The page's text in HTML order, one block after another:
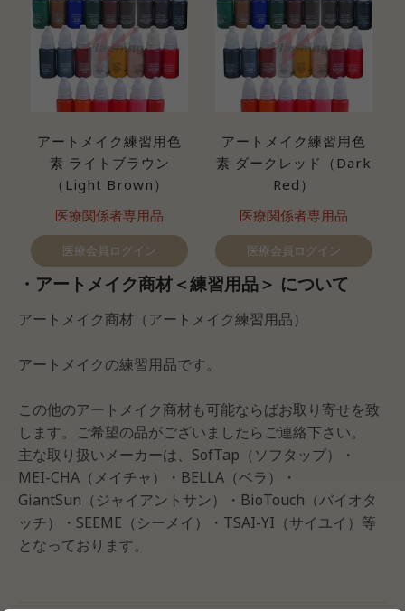
アートメイク練習用色
素 ライトブラウン
（Light Brown）
医療関係者専用品
医療会員ログイン
アートメイク練習用色
素 ダークレッド（Dark
Red）
医療関係者専用品
医療会員ログイン
・アートメイク商材＜練習用品＞ について
アートメイク商材（アートメイク練習用品）
アートメイクの練習用品です。
この他のアートメイク商材も可能ならばお取り寄せを致
します。ご希望の品がございましたらご連絡下さい。
主な取り扱いメーカーは、SofTap（ソフタップ）・
MEI-CHA（メイチャ）・BELLA（ベラ）・
GiantSun（ジャイアントサン）・BioTouch（バイオタ
ッチ）・SEEME（シーメイ）・TSAI-YI（サイユイ）等
となっております。